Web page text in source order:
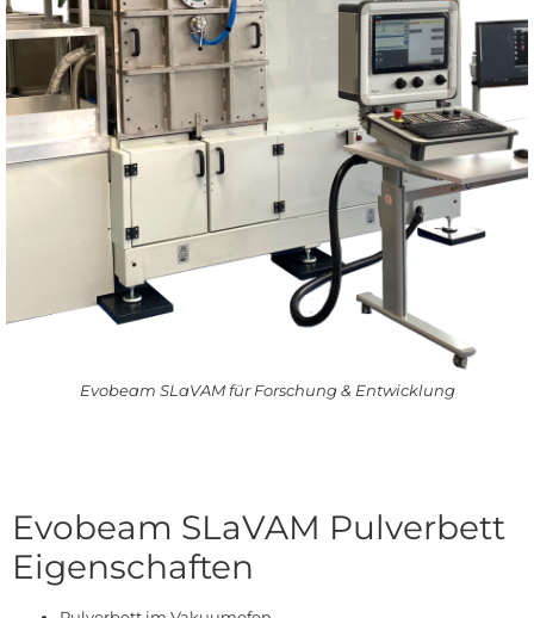
Evobeam SLaVAM für Forschung & Entwicklung
Evobeam SLaVAM Pulverbett
Eigenschaften